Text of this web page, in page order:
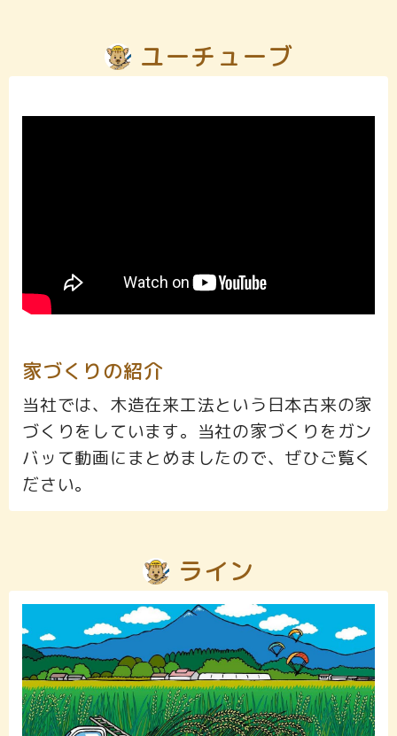
ユーチューブ
家づくりの紹介
当社では、木造在来工法という日本古来の家
づくりをしています。当社の家づくりをガン
バッて動画にまとめましたので、ぜひご覧く
ださい。
ライン